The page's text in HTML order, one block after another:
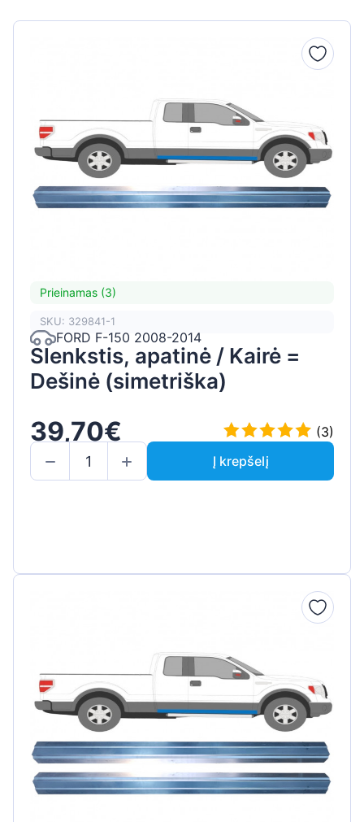
Prieinamas (3)
SKU: 329841-1
FORD F-150 2008-2014
Slenkstis, apatinė / Kairė =
Dešinė (simetriška)
39,70€
(3)
Į krepšelį